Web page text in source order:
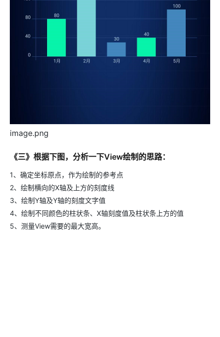
image.png
《三》根据下图，分析一下View绘制的思路：
1、确定坐标原点，作为绘制的参考点
2、绘制横向的X轴及上方的刻度线
3、绘制Y轴及Y轴的刻度文字值
4、绘制不同颜色的柱状条、X轴刻度值及柱状条上方的值
5、测量View需要的最大宽高。